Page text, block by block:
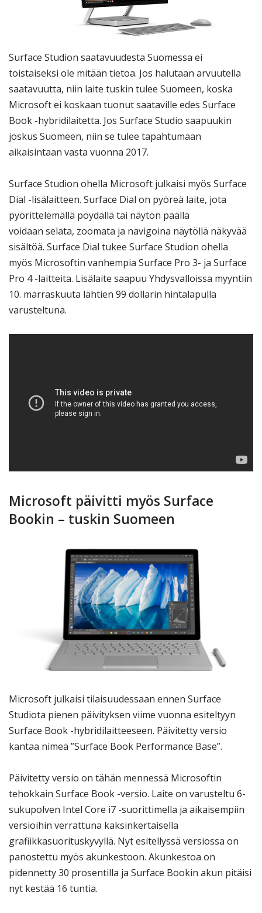
Surface Studion saatavuudesta Suomessa ei
toistaiseksi ole mitään tietoa. Jos halutaan arvuutella
saatavuutta, niin laite tuskin tulee Suomeen, koska
Microsoft ei koskaan tuonut saataville edes Surface
Book -hybridilaitetta. Jos Surface Studio saapuukin
joskus Suomeen, niin se tulee tapahtumaan
aikaisintaan vasta vuonna 2017.
Surface Studion ohella Microsoft julkaisi myös Surface
Dial -lisälaitteen. Surface Dial on pyöreä laite, jota
pyörittelemällä pöydällä tai näytön päällä
voidaan selata, zoomata ja navigoina näytöllä näkyvää
sisältöä. Surface Dial tukee Surface Studion ohella
myös Microsoftin vanhempia Surface Pro 3- ja Surface
Pro 4 -laitteita. Lisälaite saapuu Yhdysvalloissa myyntiin
10. marraskuuta lähtien 99 dollarin hintalapulla
varusteltuna.
Microsoft päivitti myös Surface
Bookin – tuskin Suomeen
Microsoft julkaisi tilaisuudessaan ennen Surface
Studiota pienen päivityksen viime vuonna esiteltyyn
Surface Book -hybridilaitteeseen. Päivitetty versio
kantaa nimeä ”Surface Book Performance Base”.
Päivitetty versio on tähän mennessä Microsoftin
tehokkain Surface Book -versio. Laite on varusteltu 6-
sukupolven Intel Core i7 -suorittimella ja aikaisempiin
versioihin verrattuna kaksinkertaisella
grafiikkasuorituskyvyllä. Nyt esitellyssä versiossa on
panostettu myös akunkestoon. Akunkestoa on
pidennetty 30 prosentilla ja Surface Bookin akun pitäisi
nyt kestää 16 tuntia.